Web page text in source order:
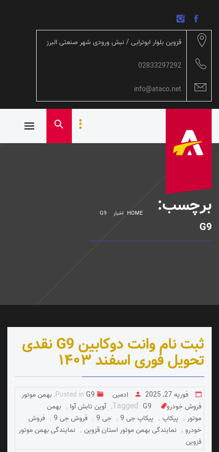
content
قزوین بلوار ابوترابی / نبش ورودی شهر صنعتی البرز
02833297292
info@ataco.net
آوین
تابش آوا
بی ام کارز
Primary
Menu
برچسب:
G9
HOME اخبار G9
ثبت نام وانت دوکابین G9 نقدی
تحویل فوری اسفند ۱۴۰۳
فوریه 27, 2025 ادمین Posted in G9
,بهمن موتور,
فروش خودرو
G9
, آوین تابش آوا , بهمن
موتور , پیکاپ , پیکاپ جی 9 , جی 9 , فروش جی 9 , فروش
خودرو , نمایندگی بهمن موتور استان قزوین , نمایندگی بهمن موتور
قزوین